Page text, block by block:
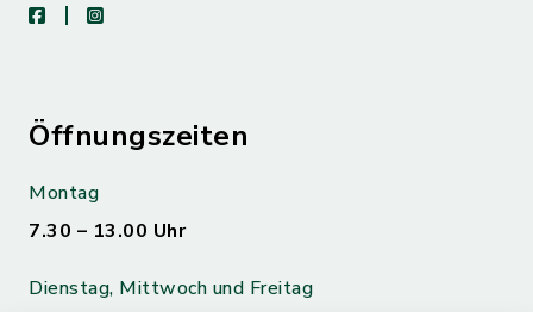
facebookinstagram
Öffnungszeiten
Montag
7.30 – 13.00 Uhr
Dienstag, Mittwoch und Freitag